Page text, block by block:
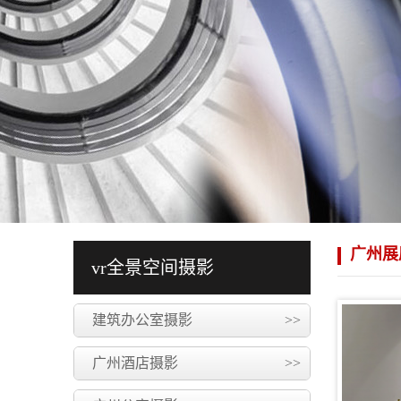
vr全景空间摄影
建筑办公室摄影 >>
广州酒店摄影 >>
广州